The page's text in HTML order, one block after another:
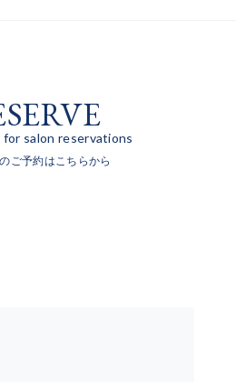
for salon reservations
ご予約はこちらから